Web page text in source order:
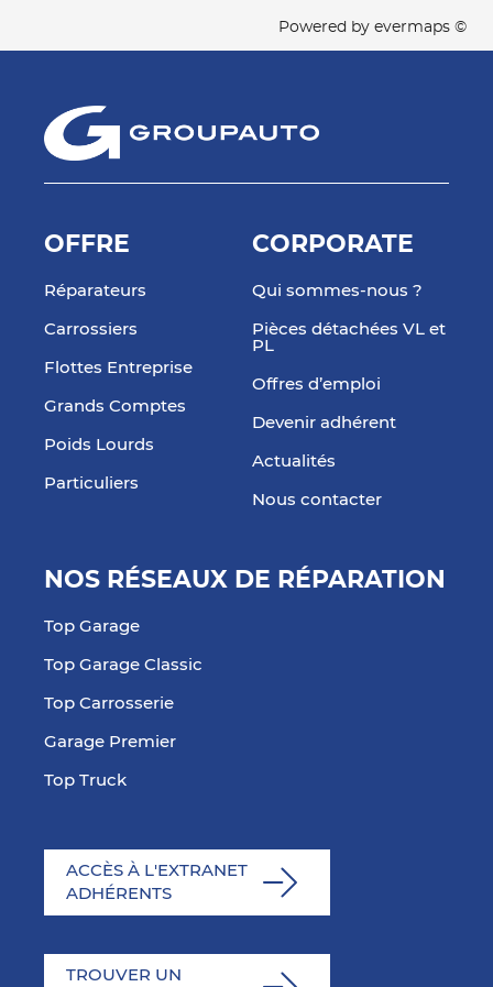
Powered by evermaps ©
OFFRE
Réparateurs
Carrossiers
Flottes Entreprise
Grands Comptes
Poids Lourds
Particuliers
CORPORATE
Qui sommes-nous ?
Pièces détachées VL et
PL
Offres d’emploi
Devenir adhérent
Actualités
Nous contacter
NOS RÉSEAUX DE RÉPARATION
Top Garage
Top Garage Classic
Top Carrosserie
Garage Premier
Top Truck
ACCÈS À L'EXTRANET
ADHÉRENTS
TROUVER UN